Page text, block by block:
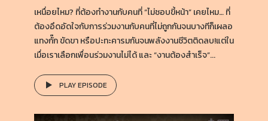
เหนื่อยไหม? ที่ต้องทำงานกับคนที่ “ไม่ชอบขี้หน้า” เคยไหม… ที่
ต้องอึดอัดใจกับการร่วมงานกับคนที่ไม่ถูกกันจนบางทีก็เผลอ
แทงกั๊ก ขัดขา หรือปะทะคารมกันจนพลังงานชีวิตติดลบ!แต่ใน
เมื่อเราเลือกเพื่อนร่วมงานไม่ได้ และ “งานต้องสำเร็จ”...
PLAY EPISODE